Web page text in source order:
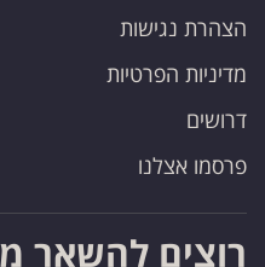
הצהרת נגישות
מדיניות הפרטיות
דרושים
פרסמו אצלנו
רוצים להשאר